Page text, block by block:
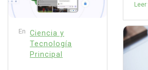
En Ciencia y
Tecnología
Principal